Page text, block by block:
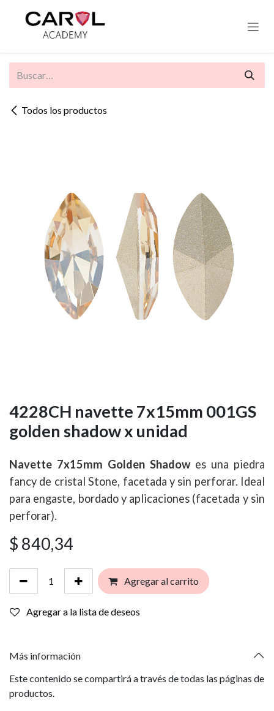
Todos los productos
4228CH navette 7x15mm 001GS
golden shadow x unidad
Navette 7x15mm Golden Shadowes una piedra
fancy de cristal Stone, facetada y sin perforar. Ideal
para engaste, bordado y aplicaciones (facetada y sin
perforar).
$ 840,34
Agregar al carrito
Agregar a la lista de deseos
Más información
Este contenido se compartirá a través de todas las páginas de
productos.